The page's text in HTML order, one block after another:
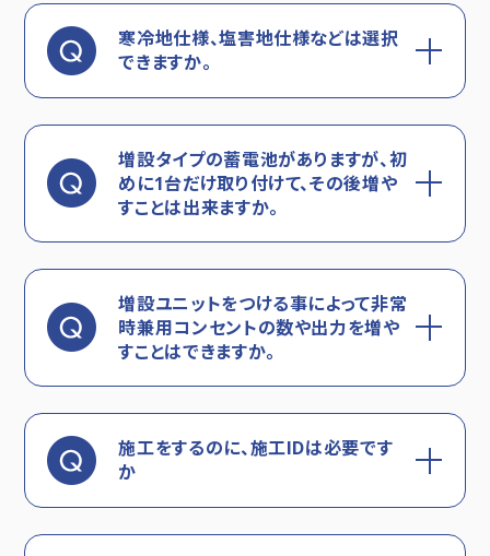
寒冷地仕様、塩害地仕様などは選択
できますか。
増設タイプの蓄電池がありますが、初
めに1台だけ取り付けて、その後増や
すことは出来ますか。
増設ユニットをつける事によって非常
時兼用コンセントの数や出力を増や
すことはできますか。
施工をするのに、施工IDは必要です
か